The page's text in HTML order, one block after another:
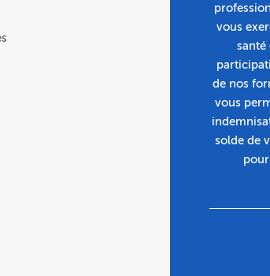
vous
santé
de nos
vous
solde de